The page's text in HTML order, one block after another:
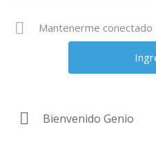
Mantenerme conectado
Bienvenido Genio